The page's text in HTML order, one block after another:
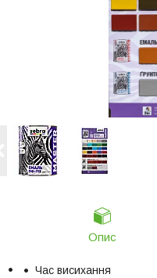
Опис
Час висихання